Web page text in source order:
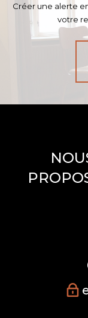
Créer une alerte
votre